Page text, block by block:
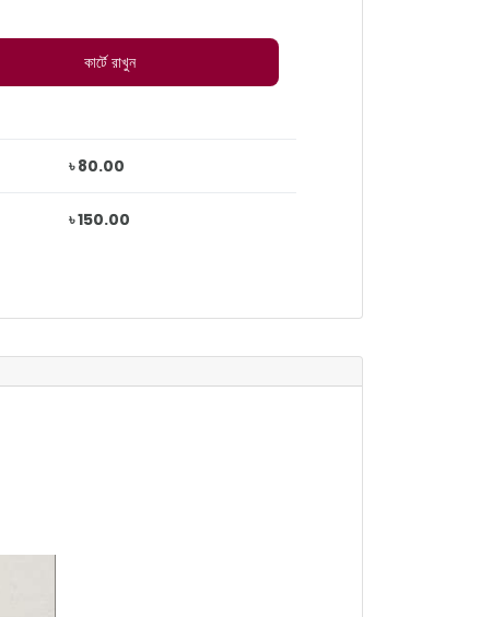
কার্টে রাখুন
৳ 80.00
৳ 150.00